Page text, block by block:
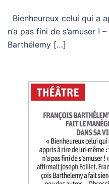
Bienheureux celui qui a
n’a pas fini de s’amuser !
Barthélemy […]